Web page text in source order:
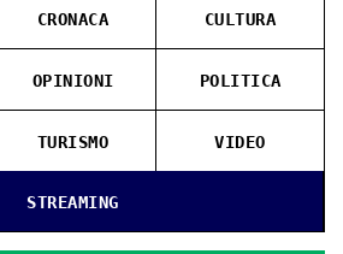
STREAMING
CRONACA CULTURA
OPINIONI POLITICA
TURISMO VIDEO